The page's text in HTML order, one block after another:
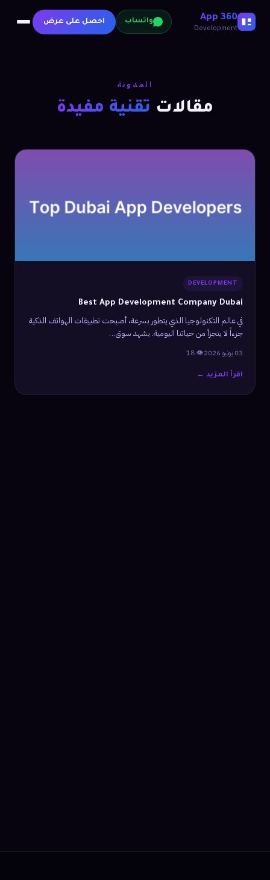
360 App
Development
واتساب احصل على عرض
المدونة
مقالات تقنية مفيدة
DEVELOPMENT
Best App Development Company Dubai
في عالم التكنولوجيا الذي يتطور بسرعة، أصبحت تطبيقات الهواتف الذكية
جزءاً لا يتجزأ من حياتنا اليومية. يشهد سوق…
03 يونيو 2026 👁 18
اقرأ المزيد ←